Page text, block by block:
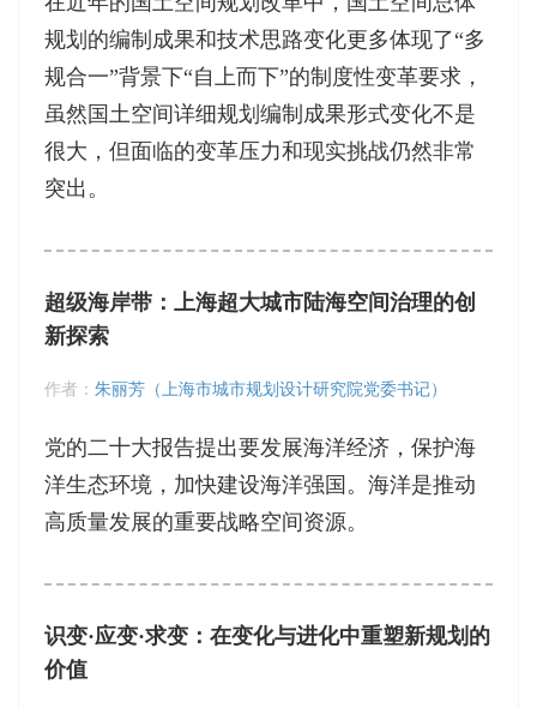
规划的编制成果和技术思路变化更多体现了“多
规合一”背景下“自上而下”的制度性变革要求，
虽然国土空间详细规划编制成果形式变化不是
很大，但面临的变革压力和现实挑战仍然非常
突出。
超级海岸带：上海超大城市陆海空间治理的创
新探索
作者： 朱丽芳（上海市城市规划设计研究院党委书记）
党的二十大报告提出要发展海洋经济，保护海
洋生态环境，加快建设海洋强国。海洋是推动
高质量发展的重要战略空间资源。
识变·应变·求变：在变化与进化中重塑新规划的
价值